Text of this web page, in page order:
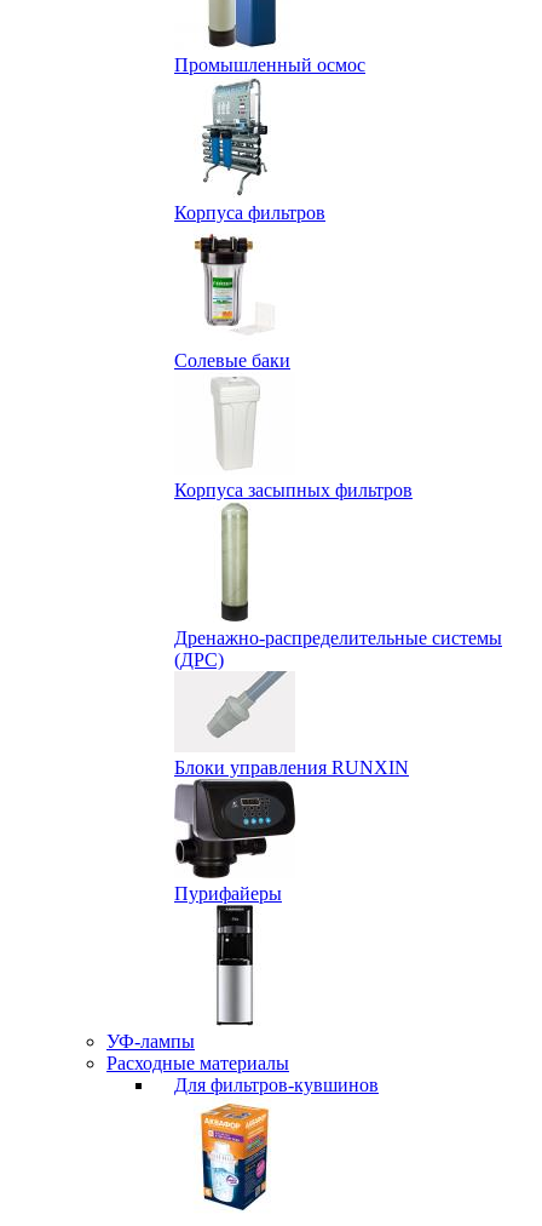
Промышленный осмос
Корпуса фильтров
Солевые баки
Корпуса засыпных фильтров
Дренажно-распределительные системы
(ДРС)
Блоки управления RUNXIN
Пурифайеры
УФ-лампы
Расходные материалы
Для фильтров-кувшинов